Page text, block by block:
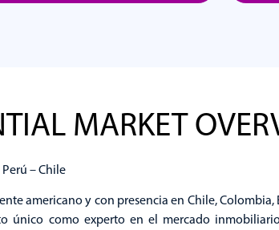
Explorar
MARKET
– Chile
americano y con presencia en Chile, Colombia,
único como experto en el mercado